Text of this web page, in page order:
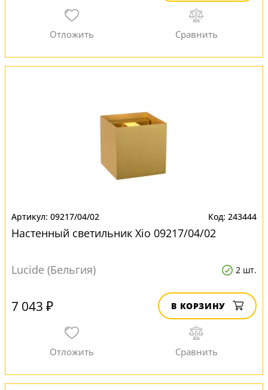
09217/04/02 243444
Настенный светильник Xio 09217/04/02
Lucide (Бельгия) 2 шт.
7 043 ₽ В КОРЗИНУ